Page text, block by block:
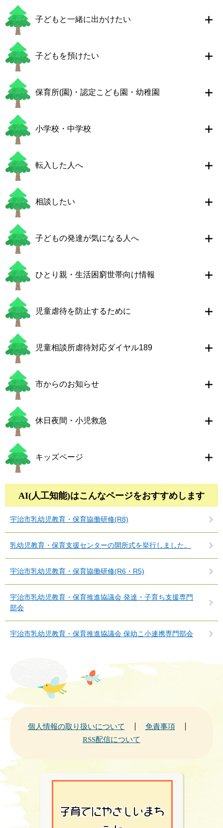
子どもと一緒に出かけたい
子どもを預けたい
保育所(園)・認定こども園・幼稚園
小学校・中学校
転入した人へ
相談したい
子どもの発達が気になる人へ
ひとり親・生活困窮世帯向け情報
児童虐待を防止するために
児童相談所虐待対応ダイヤル189
市からのお知らせ
休日夜間・小児救急
キッズページ
AI(人工知能)はこんなページをおすすめします
宇治市乳幼児教育・保育協働研修(R8)
乳幼児教育・保育支援センターの開所式を挙行しました。
宇治市乳幼児教育・保育協働研修(R6・R5)
宇治市乳幼児教育・保育推進協議会 発達・子育ち支援専門
部会
宇治市乳幼児教育・保育推進協議会 保幼こ小連携専門部会
個人情報の取り扱いについて
免責事項
RSS配信について